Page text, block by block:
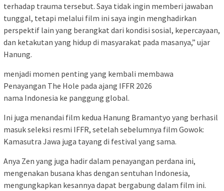
terhadap trauma tersebut. Saya tidak ingin memberi jawaban
tunggal, tetapi melalui film ini saya ingin menghadirkan
perspektif lain yang berangkat dari kondisi sosial, kepercayaan,
dan ketakutan yang hidup di masyarakat pada masanya,” ujar
Hanung.
menjadi momen penting yang kembali membawa
Penayangan The Hole pada ajang IFFR 2026
nama Indonesia ke panggung global.
Ini juga menandai film kedua Hanung Bramantyo yang berhasil
masuk seleksi resmi IFFR, setelah sebelumnya film Gowok:
Kamasutra Jawa juga tayang di festival yang sama.
Anya Zen yang juga hadir dalam penayangan perdana ini,
mengenakan busana khas dengan sentuhan Indonesia,
mengungkapkan kesannya dapat bergabung dalam film ini.